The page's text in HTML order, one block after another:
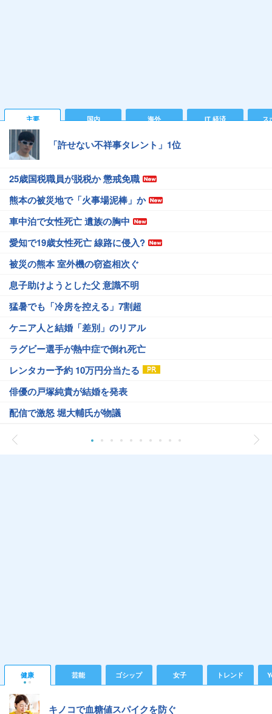
主要 国内 海外 IT 経済 ス
「許せない不祥事タレント」1位
25歳国税職員が脱税か 懲戒免職
熊本の被災地で「火事場泥棒」か
車中泊で女性死亡 遺族の胸中
愛知で19歳女性死亡 線路に侵入?
被災の熊本 室外機の窃盗相次ぐ
息子助けようとした父 意識不明
猛暑でも「冷房を控える」7割超
ケニア人と結婚「差別」のリアル
ラグビー選手が熱中症で倒れ死亡
レンタカー予約 10万円分当たる
俳優の戸塚純貴が結婚を発表
配信で激怒 堀大輔氏が物議
健康 芸能 ゴシップ 女子 トレンド
キノコで血糖値スパイクを防ぐ